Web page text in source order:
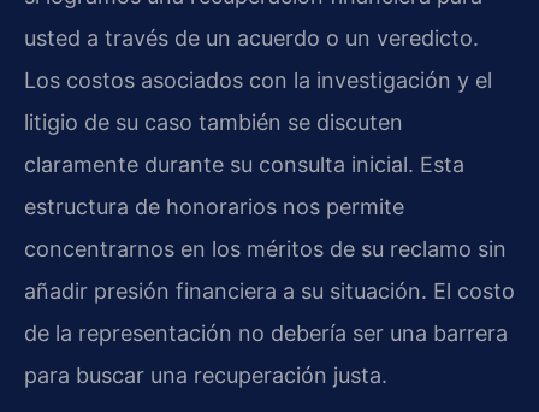
usted a través de un acuerdo o un veredicto.
Los costos asociados con la investigación y el
litigio de su caso también se discuten
claramente durante su consulta inicial. Esta
estructura de honorarios nos permite
concentrarnos en los méritos de su reclamo sin
añadir presión financiera a su situación. El costo
de la representación no debería ser una barrera
para buscar una recuperación justa.